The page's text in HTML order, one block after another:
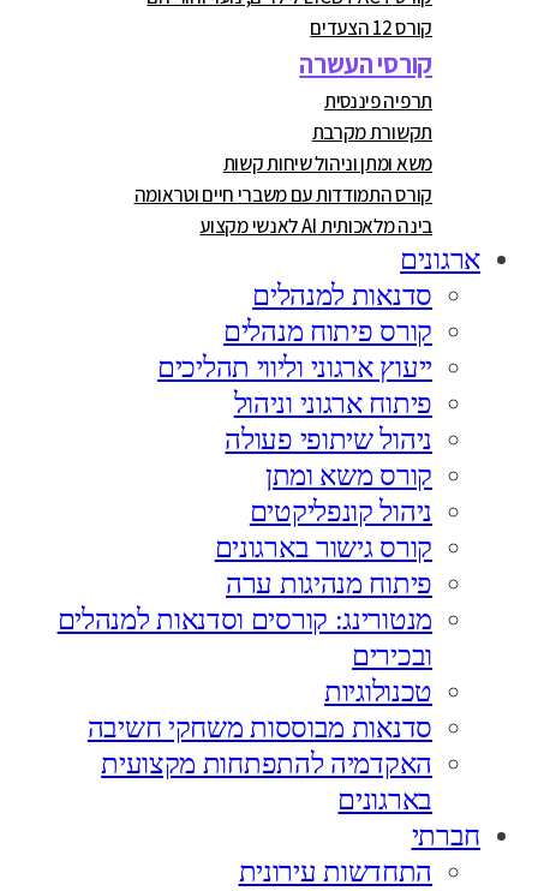
קורס 12 הצעדים
קורסי העשרה
תרפיה פיננסית
תקשורת מקרבת
משא ומתן וניהול שיחות קשות
קורס התמודדות עם משברי חיים וטראומה
בינה מלאכותית AI לאנשי מקצוע
ארגונים
סדנאות למנהלים
קורס פיתוח מנהלים
ייעוץ ארגוני וליווי תהליכים
פיתוח ארגוני וניהול
ניהול שיתופי פעולה
קורס משא ומתן
ניהול קונפליקטים
קורס גישור בארגונים
פיתוח מנהיגות ערה
מנטורינג: קורסים וסדנאות למנהלים
ובכירים
טכנולוגיות
סדנאות מבוססות משחקי חשיבה
האקדמיה להתפתחות מקצועית
בארגונים
חברתי
התחדשות עירונית